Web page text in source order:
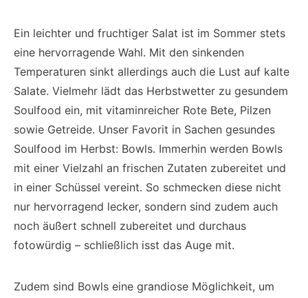
Ein leichter und fruchtiger Salat ist im Sommer stets
eine hervorragende Wahl. Mit den sinkenden
Temperaturen sinkt allerdings auch die Lust auf kalte
Salate. Vielmehr lädt das Herbstwetter zu gesundem
Soulfood ein, mit vitaminreicher Rote Bete, Pilzen
sowie Getreide. Unser Favorit in Sachen gesundes
Soulfood im Herbst: Bowls. Immerhin werden Bowls
mit einer Vielzahl an frischen Zutaten zubereitet und
in einer Schüssel vereint. So schmecken diese nicht
nur hervorragend lecker, sondern sind zudem auch
noch äußert schnell zubereitet und durchaus
fotowürdig – schließlich isst das Auge mit.
Zudem sind Bowls eine grandiose Möglichkeit, um